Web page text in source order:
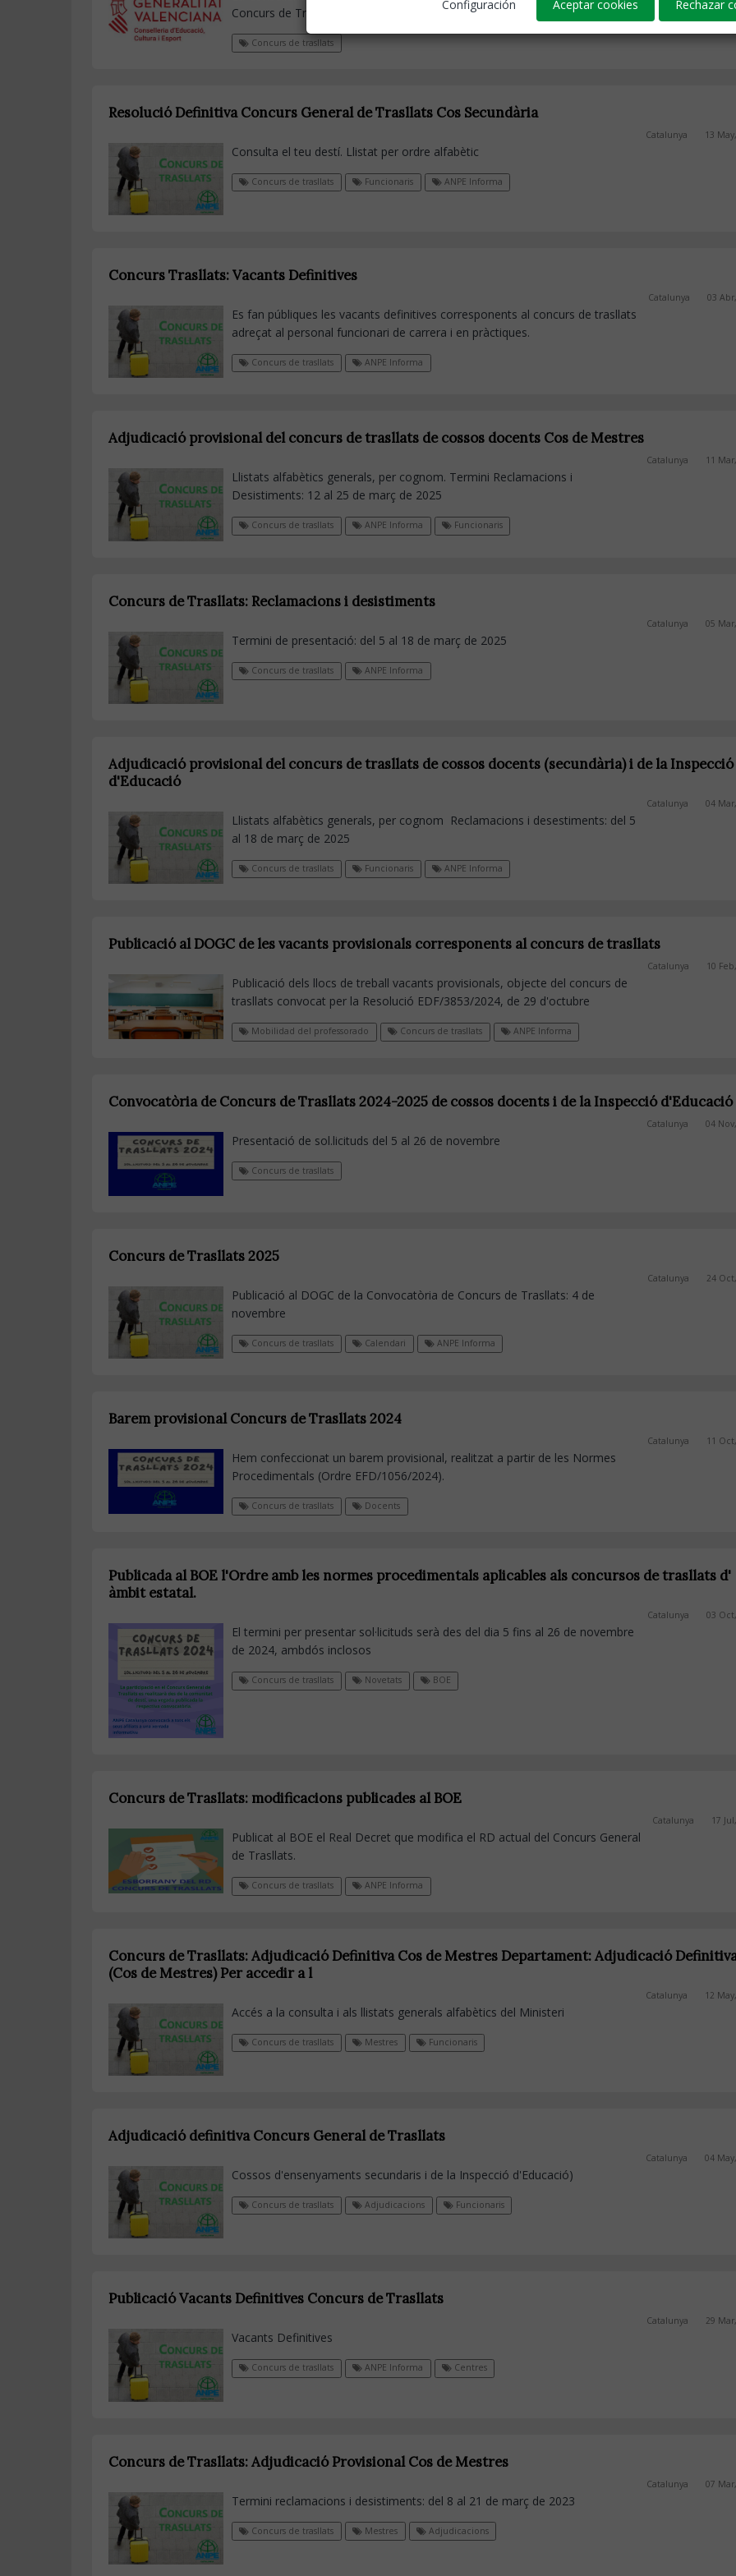
Concurs de Trasllats.
Concurs de trasllats
Resolució Definitiva Concurs General de Trasllats Cos Secundària
Catalunya 13
Consulta el teu destí. Llistat per ordre alfabètic
Concurs de trasllats Funcionaris ANPE Informa
Concurs Trasllats: Vacants Definitives
Catalunya 03
Es fan públiques les vacants definitives corresponents al concurs de trasllats
adreçat al personal funcionari de carrera i en pràctiques.
Concurs de trasllats ANPE Informa
Adjudicació provisional del concurs de trasllats de cossos docents Cos de Mestres
Catalunya 11
Llistats alfabètics generals, per cognom. Termini Reclamacions i
Desistiments: 12 al 25 de març de 2025
Concurs de trasllats ANPE Informa Funcionaris
Concurs de Trasllats: Reclamacions i desistiments
Catalunya 05
Termini de presentació: del 5 al 18 de març de 2025
Concurs de trasllats ANPE Informa
Adjudicació provisional del concurs de trasllats de cossos docents (secundària) i de la Inspecció
d'Educació
Catalunya 04
Llistats alfabètics generals, per cognom Reclamacions i desestiments: del 5
al 18 de març de 2025
Concurs de trasllats Funcionaris ANPE Informa
Publicació al DOGC de les vacants provisionals corresponents al concurs de trasllats
Catalunya 10
Publicació dels llocs de treball vacants provisionals, objecte del concurs de
trasllats convocat per la Resolució EDF/3853/2024, de 29 d'octubre
Mobilidad del professorado Concurs de trasllats ANPE Informa
Convocatòria de Concurs de Trasllats 2024-2025 de cossos docents i de la Inspecció d'Educació
Catalunya 04
Presentació de sol.licituds del 5 al 26 de novembre
Concurs de trasllats
Concurs de Trasllats 2025
Catalunya 24
Publicació al DOGC de la Convocatòria de Concurs de Trasllats: 4 de
novembre
Concurs de trasllats Calendari ANPE Informa
Barem provisional Concurs de Trasllats 2024
Catalunya 11
Hem confeccionat un barem provisional, realitzat a partir de les Normes
Procedimentals (Ordre EFD/1056/2024).
Concurs de trasllats Docents
Publicada al BOE l'Ordre amb les normes procedimentals aplicables als concursos de trasllats d'
àmbit estatal.
Catalunya 03
El termini per presentar sol·licituds serà des del dia 5 fins al 26 de novembre
de 2024, ambdós inclosos
Concurs de trasllats Novetats BOE
Concurs de Trasllats: modificacions publicades al BOE
Catalunya 17
Publicat al BOE el Real Decret que modifica el RD actual del Concurs General
de Trasllats.
Concurs de trasllats ANPE Informa
Concurs de Trasllats: Adjudicació Definitiva Cos de Mestres Departament: Adjudicació
(Cos de Mestres) Per accedir a l
Catalunya 12
Accés a la consulta i als llistats generals alfabètics del Ministeri
Concurs de trasllats Mestres Funcionaris
Adjudicació definitiva Concurs General de Trasllats
Catalunya 04
Cossos d'ensenyaments secundaris i de la Inspecció d'Educació)
Concurs de trasllats Adjudicacions Funcionaris
Publicació Vacants Definitives Concurs de Trasllats
Catalunya 29
Vacants Definitives
Concurs de trasllats ANPE Informa Centres
Concurs de Trasllats: Adjudicació Provisional Cos de Mestres
Catalunya 07
Termini reclamacions i desistiments: del 8 al 21 de març de 2023
Concurs de trasllats Mestres Adjudicacions
Configuración Aceptar cookies Rechazar